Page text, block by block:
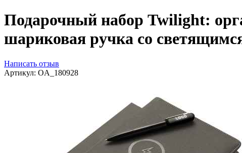
Подарочный набор Twilight:
шариковая ручка со
Написать отзыв
Артикул: OA_180928